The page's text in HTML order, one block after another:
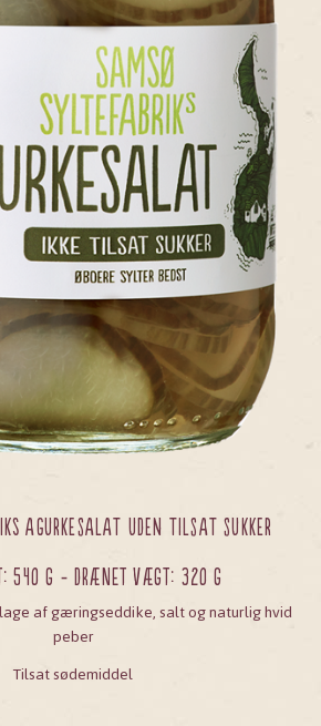
AGURKESALAT UDEN TILSAT SUKKER
540 g - Drænet vægt: 320 g
af gæringseddike, salt og naturlig hvid
peber
Tilsat sødemiddel